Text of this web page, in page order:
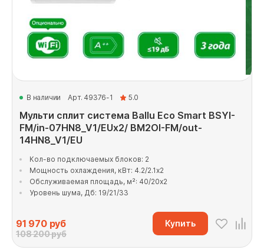
В наличии Арт. 49376-1 5.0
Мульти сплит система Ballu Eco Smart BSYI-
FM/in-07HN8_V1/EUx2/ BM2OI-FM/out-
14HN8_V1/EU
Кол-во подключаемых блоков: 2
Мощность охлаждения, кВт: 4.2/2.1x2
Обслуживаемая площадь, м²: 40/20x2
Уровень шума, Дб: 19/21/33
91 970руб
108 200 руб
Купить